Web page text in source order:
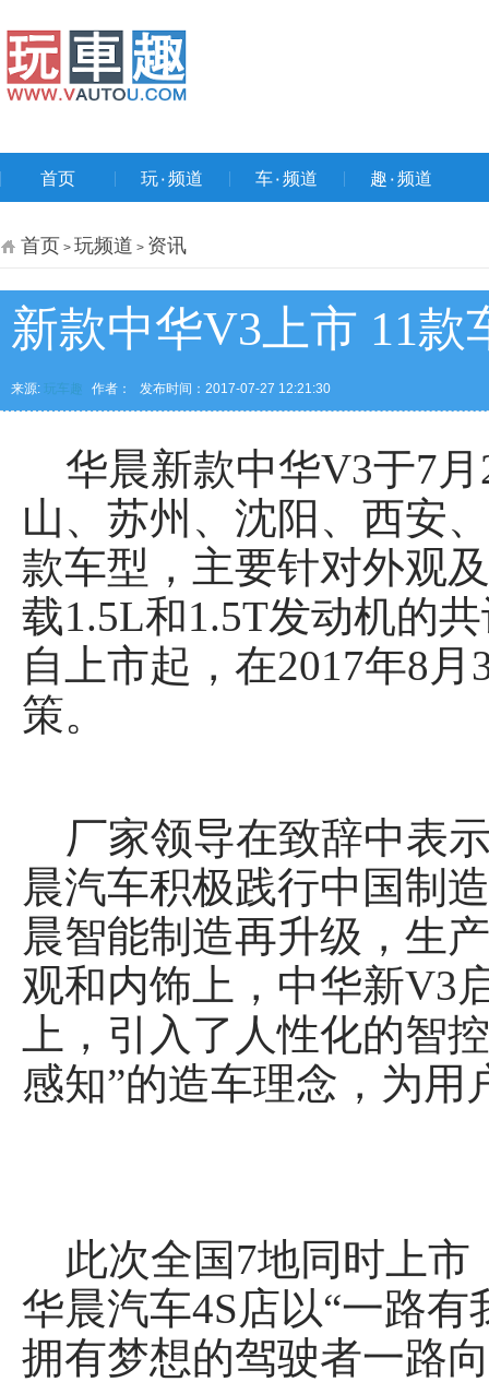
首页 玩۰频道 车۰频道 趣۰频道
首页 > 玩频道 > 资讯
新款中华V3上市 11款
来源: 玩车趣 作者： 发布时间：2017-07-27 12:21:30
华晨新款中华V3于7月
山、苏州、沈阳、西安
款车型，主要针对外观
载1.5L和1.5T发动机的
自上市起，在2017年8
策。
厂家领导在致辞中表
晨汽车积极践行中国制
晨智能制造再升级，生
观和内饰上，中华新V3
上，引入了人性化的智
感知”的造车理念，为用
此次全国7地同时上市
华晨汽车4S店以“一路
拥有梦想的驾驶者一路